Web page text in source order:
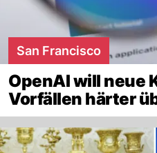
San Francisco
OpenAI will neue
Vorfällen härter